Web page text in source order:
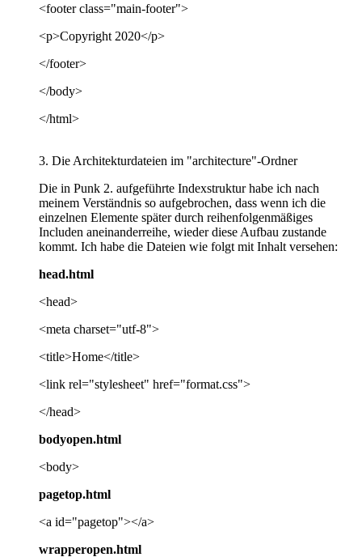
<footer class="main-footer">
<p>Copyright 2020</p>
</footer>
</body>
</html>
3. Die Architekturdateien im "architecture"-Ordner
Die in Punk 2. aufgeführte Indexstruktur habe ich nach
meinem Verständnis so aufgebrochen, dass wenn ich die
einzelnen Elemente später durch reihenfolgenmäßiges
Includen aneinanderreihe, wieder diese Aufbau zustande
kommt. Ich habe die Dateien wie folgt mit Inhalt versehen:
head.html
<head>
<meta charset="utf-8">
<title>Home</title>
<link rel="stylesheet" href="format.css">
</head>
bodyopen.html
<body>
pagetop.html
<a id="pagetop"></a>
wrapperopen.html